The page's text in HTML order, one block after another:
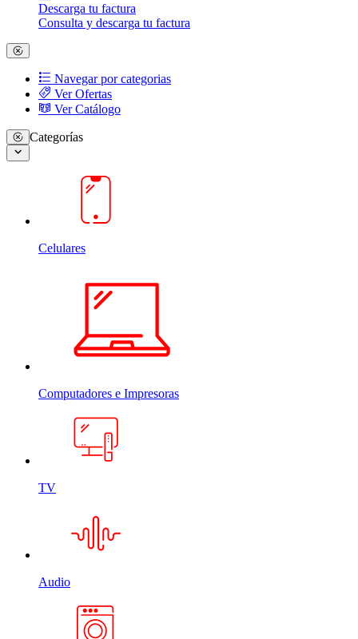
Descarga tu factura
Consulta y descarga tu factura
Navegar por categorias
Ver Ofertas
Ver Catálogo
Categorías
Celulares
Computadores e Impresoras
TV
Audio